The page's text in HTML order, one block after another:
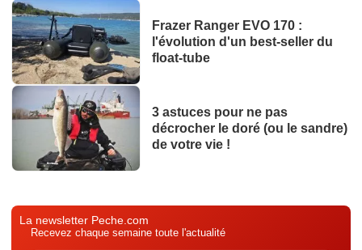
Frazer Ranger EVO 170 :
l'évolution d'un best-seller du
float-tube
3 astuces pour ne pas
décrocher le doré (ou le sandre)
de votre vie !
La newsletter Peche.com
Recevez chaque semaine toute l'actualité